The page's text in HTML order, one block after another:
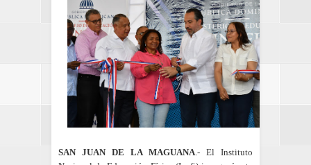
SAN JUAN DE LA MAGUANA.- El Instituto